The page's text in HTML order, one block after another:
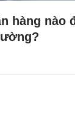
hàng nào